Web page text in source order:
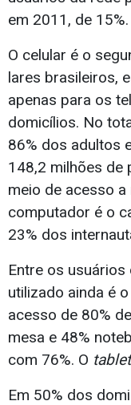
em 2011, de 15%.
O celular é o
lares brasileiros,
apenas para os
domicílios. No
86% dos adultos
148,2 milhões de
meio de acesso
computador é o
23% dos
Entre os
utilizado ainda é
acesso de 80%
mesa e 48%
com 76%. O tablet
Em 50% dos